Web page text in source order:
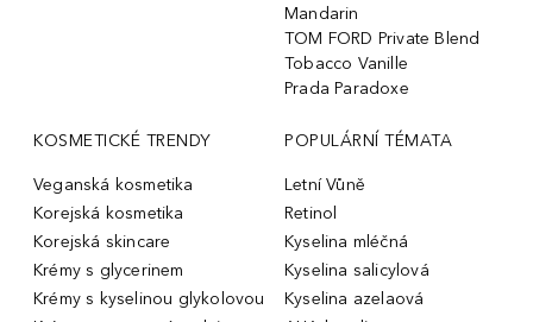
Mandarin
TOM FORD Private Blend
Tobacco Vanille
Prada Paradoxe
KOSMETICKÉ TRENDY
Veganská kosmetika
Korejská kosmetika
Korejská skincare
Krémy s glycerinem
Krémy s kyselinou glykolovou
POPULÁRNÍ TÉMATA
Letní Vůně
Retinol
Kyselina mléčná
Kyselina salicylová
Kyselina azelaová